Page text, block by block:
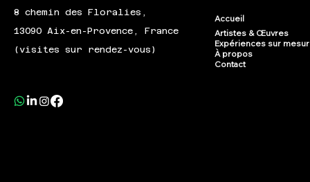
8 chemin des Floralies,
13090 Aix-en-Provence, France
(visites sur rendez-vous)
Accueil
Artistes & Œuvres
Expériences sur
À propos
Contact